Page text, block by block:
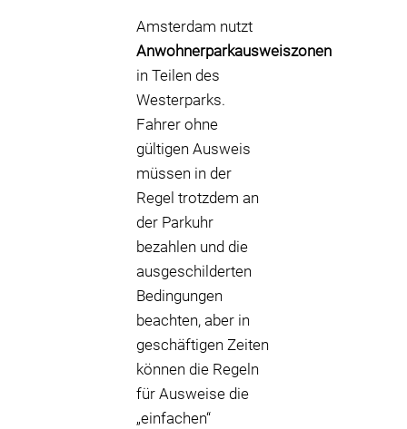
Amsterdam nutzt
Anwohnerparkausweiszonen
in Teilen des
Westerparks.
Fahrer ohne
gültigen Ausweis
müssen in der
Regel trotzdem an
der Parkuhr
bezahlen und die
ausgeschilderten
Bedingungen
beachten, aber in
geschäftigen Zeiten
können die Regeln
für Ausweise die
„einfachen“